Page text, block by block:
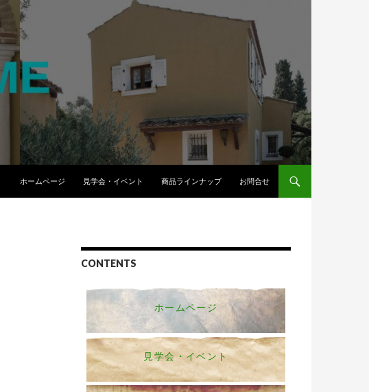
ホームページ
見学会・イベント 商品ラインナップ お問合せ
CONTENTS
ホームページ
見学会・イベント